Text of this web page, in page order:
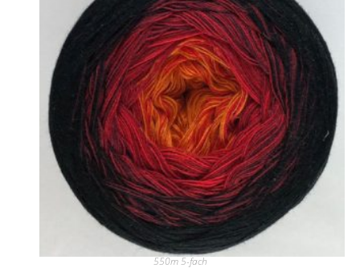
550m 5-fach